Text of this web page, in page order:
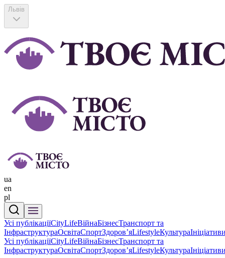
Львів
ua
en
pl
Усі публікаціїCityLifeВійнаБізнесТранспорт та
ІнфраструктураОсвітаСпортЗдоровʼяLifestyleКультура
Усі публікаціїCityLifeВійнаБізнесТранспорт та
ІнфраструктураОсвітаСпортЗдоровʼяLifestyleКультура